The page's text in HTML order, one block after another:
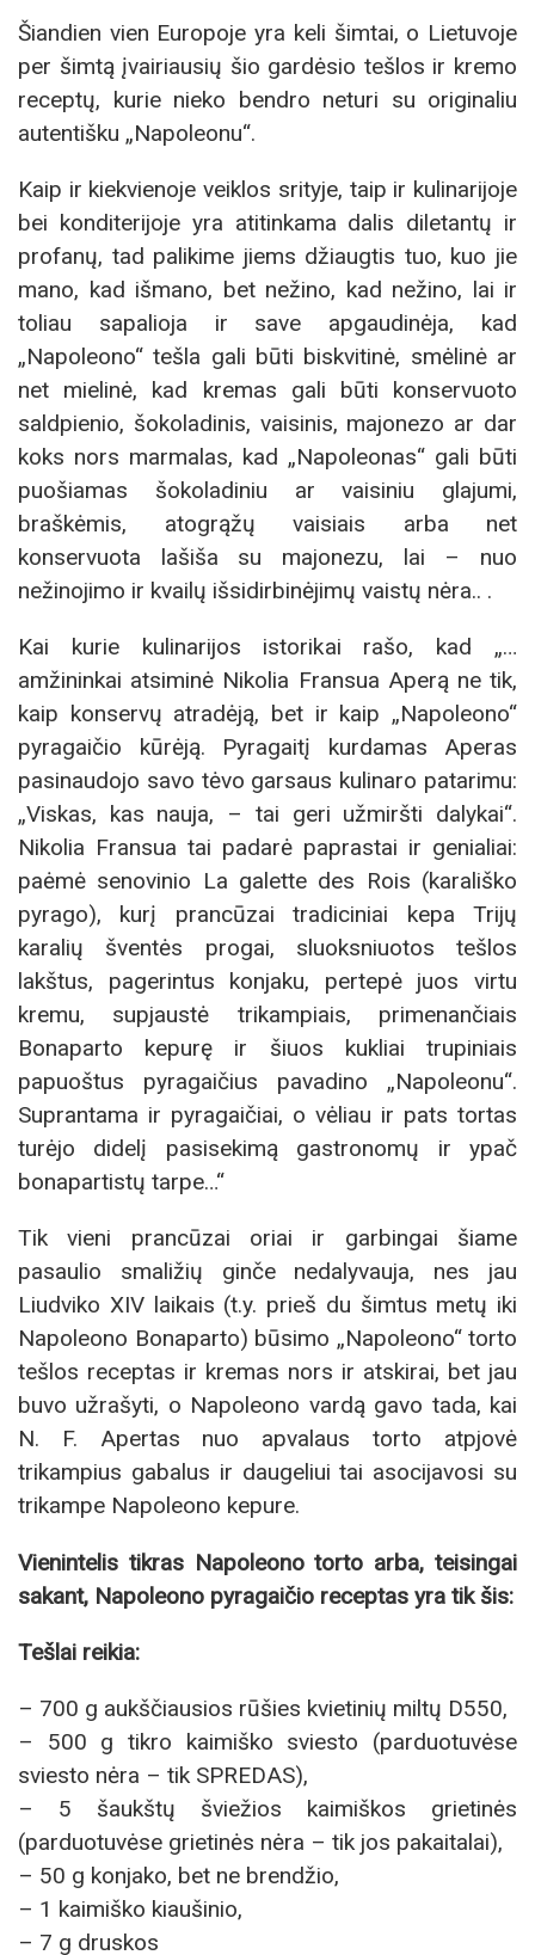
Šiandien vien Europoje yra keli šimtai, o Lietuvoje
per šimtą įvairiausių šio gardėsio tešlos ir kremo
receptų, kurie nieko bendro neturi su originaliu
autentišku „Napoleonu“.
Kaip ir kiekvienoje veiklos srityje, taip ir kulinarijoje
bei konditerijoje yra atitinkama dalis diletantų ir
profanų, tad palikime jiems džiaugtis tuo, kuo jie
mano, kad išmano, bet nežino, kad nežino, lai ir
toliau sapalioja ir save apgaudinėja, kad
„Napoleono“ tešla gali būti biskvitinė, smėlinė ar
net mielinė, kad kremas gali būti konservuoto
saldpienio, šokoladinis, vaisinis, majonezo ar dar
koks nors marmalas, kad „Napoleonas“ gali būti
puošiamas šokoladiniu ar vaisiniu glajumi,
braškėmis, atogrąžų vaisiais arba net
konservuota lašiša su majonezu, lai – nuo
nežinojimo ir kvailų išsidirbinėjimų vaistų nėra.. .
Kai kurie kulinarijos istorikai rašo, kad „…
amžininkai atsiminė Nikolia Fransua Aperą ne tik,
kaip konservų atradėją, bet ir kaip „Napoleono“
pyragaičio kūrėją. Pyragaitį kurdamas Aperas
pasinaudojo savo tėvo garsaus kulinaro patarimu:
„Viskas, kas nauja, – tai geri užmiršti dalykai“.
Nikolia Fransua tai padarė paprastai ir genialiai:
paėmė senovinio La galette des Rois (karališko
pyrago), kurį prancūzai tradiciniai kepa Trijų
karalių šventės progai, sluoksniuotos tešlos
lakštus, pagerintus konjaku, pertepė juos virtu
kremu, supjaustė trikampiais, primenančiais
Bonaparto kepurę ir šiuos kukliai trupiniais
papuoštus pyragaičius pavadino „Napoleonu“.
Suprantama ir pyragaičiai, o vėliau ir pats tortas
turėjo didelį pasisekimą gastronomų ir ypač
bonapartistų tarpe…“
Tik vieni prancūzai oriai ir garbingai šiame
pasaulio smaližių ginče nedalyvauja, nes jau
Liudviko XIV laikais (t.y. prieš du šimtus metų iki
Napoleono Bonaparto) būsimo „Napoleono“ torto
tešlos receptas ir kremas nors ir atskirai, bet jau
buvo užrašyti, o Napoleono vardą gavo tada, kai
N. F. Apertas nuo apvalaus torto atpjovė
trikampius gabalus ir daugeliui tai asocijavosi su
trikampe Napoleono kepure.
Vienintelis tikras Napoleono torto arba, teisingai
sakant, Napoleono pyragaičio receptas yra tik šis:
Tešlai reikia:
– 700 g aukščiausios rūšies kvietinių miltų D550,
– 500 g tikro kaimiško sviesto (parduotuvėse
sviesto nėra – tik SPREDAS),
– 5 šaukštų šviežios kaimiškos grietinės
(parduotuvėse grietinės nėra – tik jos pakaitalai),
– 50 g konjako, bet ne brendžio,
– 1 kaimiško kiaušinio,
– 7 g druskos